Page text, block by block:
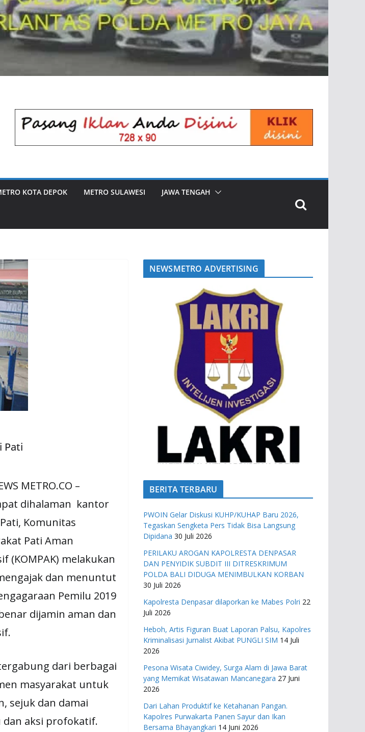
KOTA DEPOK METRO SULAWESI JAWA TENGAH
Pati
METRO.CO –
dihalaman kantor
Komunitas
Pati Aman
(KOMPAK) melakukan
dan menuntut
Pemilu 2019
dijamin aman dan
dari berbagai
masyarakat untuk
sejuk dan damai
dan aksi profokatif.
NEWSMETRO ADVERTISING
BERITA TERBARU
PWOIN Gelar Diskusi KUHP/KUHAP Baru 2026,
Tegaskan Sengketa Pers Tidak Bisa Langsung
Dipidana 30 Juli 2026
PERILAKU AROGAN KAPOLRESTA DENPASAR
DAN PENYIDIK SUBDIT III DITRESKRIMUM
POLDA BALI DIDUGA MENIMBULKAN KORBAN
30 Juli 2026
Kapolresta Denpasar dilaporkan ke Mabes Polri 22
Juli 2026
Heboh, Artis Figuran Buat Laporan Palsu, Kapolres
Kriminalisasi Jurnalist Akibat PUNGLI SIM 14 Juli
2026
Pesona Wisata Ciwidey, Surga Alam di Jawa Barat
yang Memikat Wisatawan Mancanegara 27 Juni
2026
Dari Lahan Produktif ke Ketahanan Pangan.
Kapolres Purwakarta Panen Sayur dan Ikan
Bersama Bhayangkari 14 Juni 2026